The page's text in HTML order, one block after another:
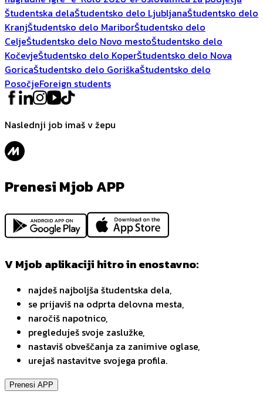
Študentska delaŠtudentsko delo LjubljanaŠtudentsko delo
KranjŠtudentsko delo MariborŠtudentsko delo
CeljeŠtudentsko delo Novo mestoŠtudentsko delo
KočevjeŠtudentsko delo KoperŠtudentsko delo Nova
GoricaŠtudentsko delo GoriškaŠtudentsko delo
PosočjeForeign students
Naslednji job imaš v žepu
Prenesi Mjob APP
V Mjob aplikaciji hitro in enostavno:
najdeš najboljša študentska dela,
se prijaviš na odprta delovna mesta,
naročiš napotnico,
pregleduješ svoje zaslužke,
nastaviš obveščanja za zanimive oglase,
urejaš nastavitve svojega profila.
Prenesi APP